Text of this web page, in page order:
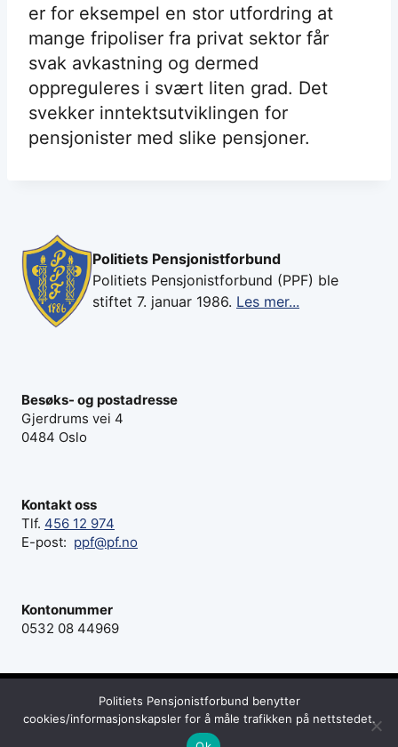
er for eksempel en stor utfordring at
mange fripoliser fra privat sektor får
svak avkastning og dermed
oppreguleres i svært liten grad. Det
svekker inntektsutviklingen for
pensjonister med slike pensjoner.
Politiets Pensjonistforbund
Politiets Pensjonistforbund (PPF) ble
stiftet 7. januar 1986. Les mer...
Besøks- og postadresse
Gjerdrums vei 4
0484 Oslo
Kontakt oss
Tlf. 456 12 974
E-post: ppf@pf.no
Kontonummer
0532 08 44969
© 2026 Politiets Pensjonistforbund - Webside fra
iStudio
Politiets Pensjonistforbund benytter
cookies/informasjonskapsler for å måle trafikken på nettstedet.